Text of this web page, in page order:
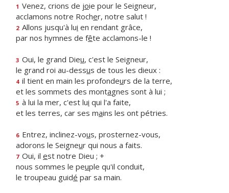
1 Venez, crions de joie pour le Seigneur,
acclamons notre Rocher, notre salut !
2 Allons jusqu'à lui en rendant grâce,
par nos hymnes de fête acclamons-le !
3 Oui, le grand Dieu, c'est le Seigneur,
le grand roi au-dessus de tous les dieux :
4 il tient en main les profondeurs de la terre,
et les sommets des montagnes sont à lui ;
5 à lui la mer, c'est lui qui l'a faite,
et les terres, car ses mains les ont pétries.
6 Entrez, inclinez-vous, prosternez-vous,
adorons le Seigneur qui nous a faits.
7 Oui, il est notre Dieu ; +
nous sommes le peuple qu'il conduit,
le troupeau guidé par sa main.